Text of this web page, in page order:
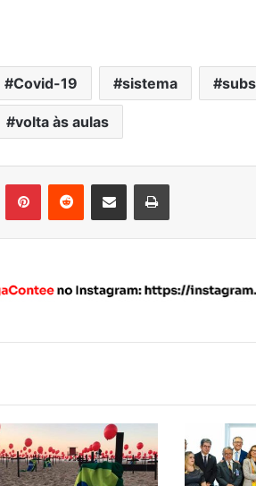
Covid-19 sistema
volta às aulas